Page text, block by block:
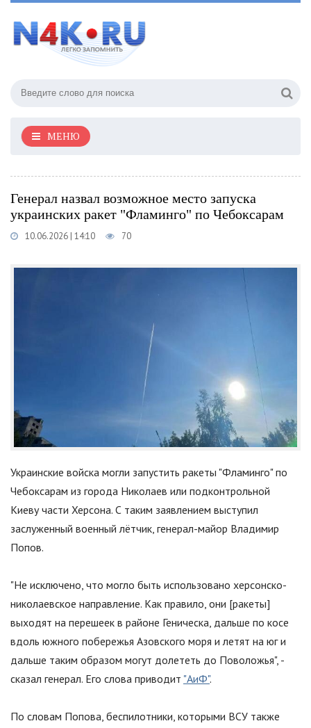
МЕНЮ
Генерал назвал возможное место запуска
украинских ракет "Фламинго" по Чебоксарам
10.06.2026 | 14:10 70
Украинские войска могли запустить ракеты "Фламинго" по
Чебоксарам из города Николаев или подконтрольной
Киеву части Херсона. С таким заявлением выступил
заслуженный военный лётчик, генерал-майор Владимир
Попов.
"Не исключено, что могло быть использовано херсонско-
николаевское направление. Как правило, они [ракеты]
выходят на перешеек в районе Геническа, дальше по косе
вдоль южного побережья Азовского моря и летят на юг и
дальше таким образом могут долететь до Поволожья", -
сказал генерал. Его слова приводит "АиФ".
По словам Попова, беспилотники, которыми ВСУ также